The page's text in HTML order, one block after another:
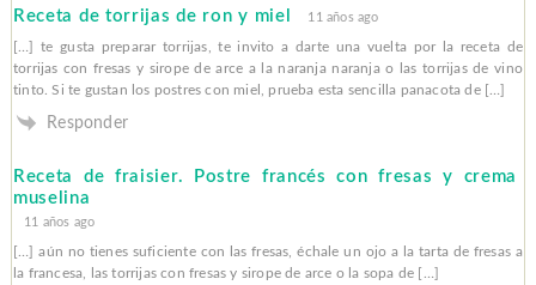
Receta de torrijas de ron y miel 11 años ago
[…] te gusta preparar torrijas, te invito a darte una vuelta por la receta de
torrijas con fresas y sirope de arce a la naranja naranja o las torrijas de vino
tinto. Si te gustan los postres con miel, prueba esta sencilla panacota de […]
Responder
Receta de fraisier. Postre francés con fresas y crema
muselina
11 años ago
[…] aún no tienes suficiente con las fresas, échale un ojo a la tarta de fresas a
la francesa, las torrijas con fresas y sirope de arce o la sopa de […]